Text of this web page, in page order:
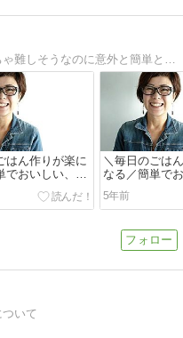
おうちゴハンでカフェ気分めっちゃ難しそうなのに意外と簡単という感じがやばい!オシャレなお家カフェごはん
はん作りが楽に
でおいしい、節
しゃれな料理を
きを...
＼毎日のごは
なる／簡単で
約だけどおし
上手に手抜...
5年前
いて